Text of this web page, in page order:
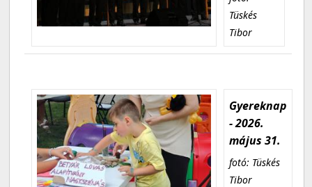
Tüskés
Tibor
Gyereknap
- 2026.
május 31.
fotó: Tüskés
Tibor